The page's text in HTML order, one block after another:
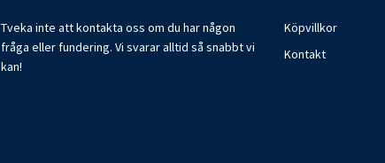
Tveka inte att kontakta oss om du har någon
fråga eller fundering. Vi svarar alltid så snabbt vi
kan!
Köpvillkor
Kontakt